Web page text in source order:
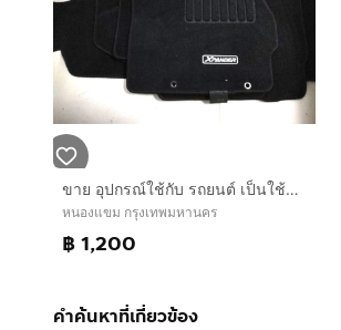
ขาย อุปกรณ์ใช้กับ รถยนต์ เป็นใช้กับ มิตซูบิชิ Xpanderและรุ่น อื่นได้ เป็นของใหม่ยังไม่ผ่านการใช้งาน
หนองแขม กรุงเทพมหานคร
฿ 1,200
คำค้นหาที่เกี่ยวข้อง